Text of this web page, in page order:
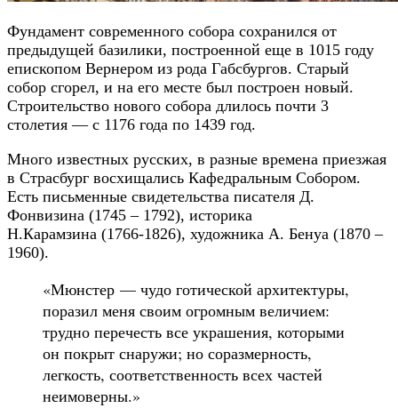
Фундамент современного собора сохранился от
предыдущей базилики, построенной еще в 1015 году
епископом Вернером из рода Габсбургов. Старый
собор сгорел, и на его месте был построен новый.
Строительство нового собора длилось почти 3
столетия — с 1176 года по 1439 год.
Много известных русских, в разные времена приезжая
в Страсбург восхищались Кафедральным Собором.
Есть письменные свидетельства писателя Д.
Фонвизина (1745 – 1792), историка
Н.Карамзина (1766-1826), художника А. Бенуа (1870 –
1960).
«Мюнстер — чудо готической архитектуры,
поразил меня своим огромным величием:
трудно перечесть все украшения, которыми
он покрыт снаружи; но соразмерность,
легкость, соответственность всех частей
неимоверны.»